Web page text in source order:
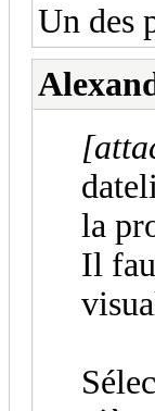
Un des
la
Il